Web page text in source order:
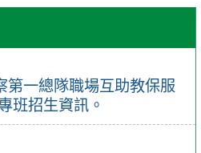
第一總隊職場互助教保服
班招生資訊。